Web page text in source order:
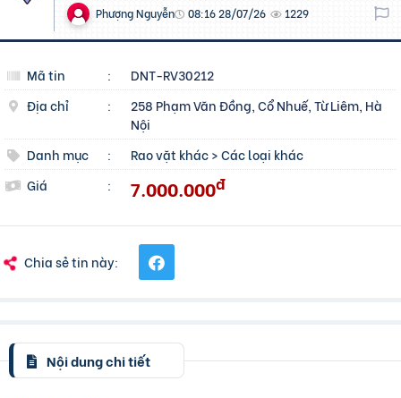
Phượng Nguyễn 08:16 28/07/26 1229
Mã tin :
DNT-RV30212
Địa chỉ
:
258 Phạm Văn Đồng, Cổ Nhuế, Từ Liêm, Hà
Nội
Danh mục
: Rao vặt khác>Các loại khác
Giá
: 7.000.000đ
Chia sẻ tin này:
Nội dung chi tiết